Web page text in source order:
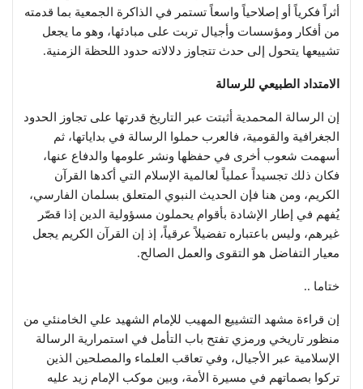
أثراً فكرياً أو إصلاحياً واسعاً تستمر في الذاكرة الجمعية بما قدمته
من أفكار ومؤسسات وأجيال تربت على مبادئها، وهو ما يجعل
تشييعها يتحول إلى حدث تتجاوز دلالاته حدود اللحظة الزمنية.
الامتداد الطبيعي للرسالة
إن الرسالة المحمدية أثبتت عبر التاريخ قدرتها على تجاوز الحدود
الجغرافية والقومية، فالعرب حملوا الرسالة في بداياتها، ثم
أسهمت شعوب أخرى في حفظها ونشر علومها والدفاع عنها،
فكان ذلك تجسيداً عملياً لعالمية الإسلام التي أكدها القرآن
الكريم، ومن هنا فإن الحديث النبوي المتعلق بسلمان الفارسي،
يُفهم في إطار الإشادة بأقوام يحملون مسؤولية الدين إذا قصّر
غيرهم، وليس باعتباره تفضيلاً عرقياً، إذ إن القرآن الكريم يجعل
معيار التفاضل هو التقوى والعمل الصالح.
ختاما ..
إن قراءة مشهد التشييع المهيب للإمام الشهيد علي الخامنئي من
منظور تاريخي ورمزي تفتح باب التأمل في استمرارية الرسالة
الإسلامية عبر الأجيال، وفي تعاقب العلماء والمصلحين الذين
تركوا بصماتهم في مسيرة الأمة، وبين موكب الإمام زيد عليه